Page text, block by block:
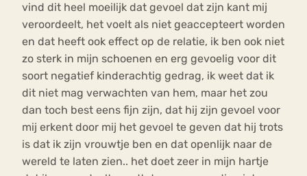
vind dit heel moeilijk dat gevoel dat zijn kant mij
veroordeelt, het voelt als niet geaccepteert worden
en dat heeft ook effect op de relatie, ik ben ook niet
zo sterk in mijn schoenen en erg gevoelig voor dit
soort negatief kinderachtig gedrag, ik weet dat ik
dit niet mag verwachten van hem, maar het zou
dan toch best eens fijn zijn, dat hij zijn gevoel voor
mij erkent door mij het gevoel te geven dat hij trots
is dat ik zijn vrouwtje ben en dat openlijk naar de
wereld te laten zien.. het doet zeer in mijn hartje